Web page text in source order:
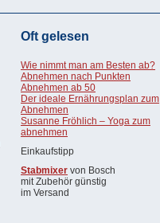
Oft gelesen
Wie nimmt man am Besten ab?
Abnehmen nach Punkten
Abnehmen ab 50
Der ideale Ernährungsplan zum
Abnehmen
Susanne Fröhlich – Yoga zum
abnehmen
Einkaufstipp
Stabmixer von Bosch
mit Zubehör günstig
im Versand